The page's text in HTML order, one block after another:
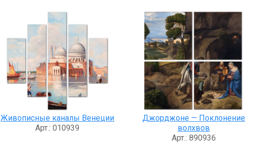
Живописные каналы Венеции
Арт.: 010939
Джорджоне — Поклонение
волхвов
Арт.: 890936